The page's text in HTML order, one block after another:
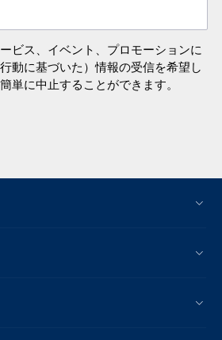
ビス、イベント、プロモーションに
動に基づいた）情報の受信を希望し
単に中止することができます。